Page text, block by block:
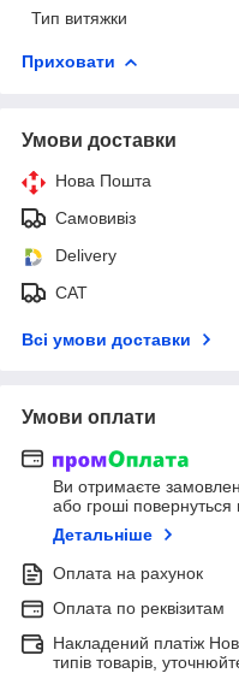
Тип витяжки
Приховати
Умови доставки
Нова Пошта
Самовивіз
Delivery
САТ
Всі умови доставки
Умови оплати
Ви отримаєте
або гроші повернуться
Детальніше
Оплата на рахунок
Оплата по реквізитам
Накладений платіж
типів товарів,